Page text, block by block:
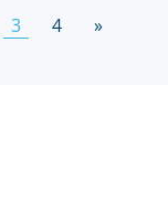
3 4 »